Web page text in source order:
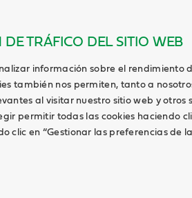
TRÁFICO DEL SITIO WEB
información sobre el rendimiento
también nos permiten, tanto a
al visitar nuestro sitio web y otros
permitir todas las cookies haciendo
clic en “Gestionar las preferencias de